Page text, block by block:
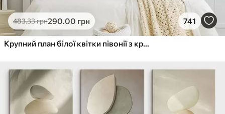
483.33грн290.00 грн 741
Крупний план білої квітки півонії з крапельками води на пелюстках на розмитому фоні